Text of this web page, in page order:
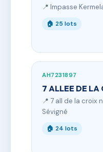
📍 Impasse
🏠 25 lots
AH7231897
7 ALLEE DE LA
📍 7 all de la croix
Sévigné
🏠 24 lots